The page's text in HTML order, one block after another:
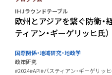
IHJラウンドテーブル
欧州とアジアを繋ぐ防衛・
ティアン・ギーゲリッヒ氏）
国際関係・地域研究・地政学
政策研究
#2024#API#バスティアン・ギーゲリッヒ